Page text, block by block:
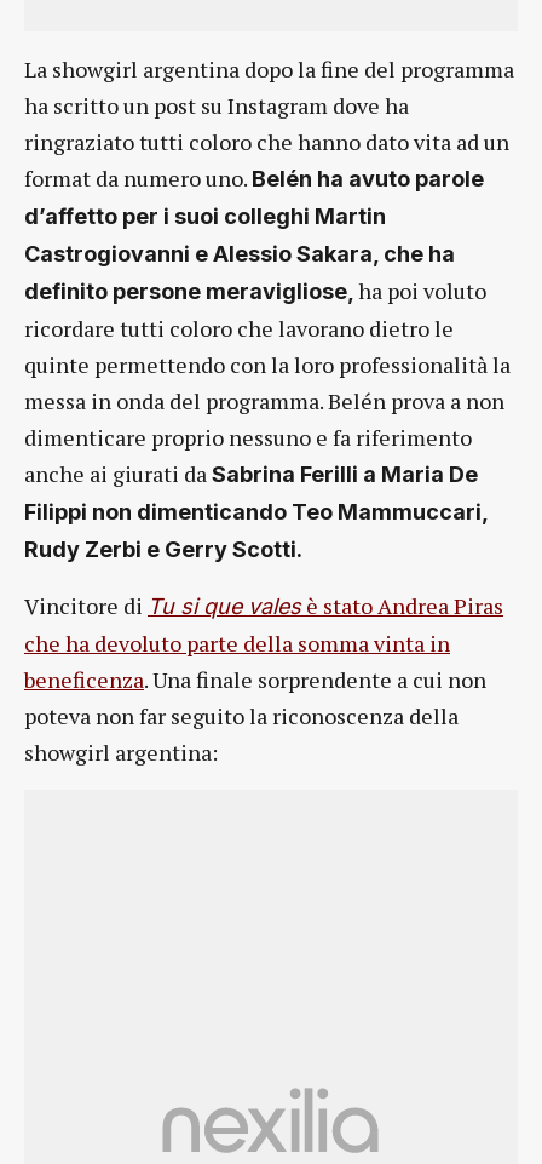
La showgirl argentina dopo la fine del programma
ha scritto un post su Instagram dove ha
ringraziato tutti coloro che hanno dato vita ad un
format da numero uno. Belén ha avuto parole
d’affetto per i suoi colleghi Martin
Castrogiovanni e Alessio Sakara, che ha
definito persone meravigliose, ha poi voluto
ricordare tutti coloro che lavorano dietro le
quinte permettendo con la loro professionalità la
messa in onda del programma. Belén prova a non
dimenticare proprio nessuno e fa riferimento
anche ai giurati daSabrina Ferilli a Maria De
Filippi non dimenticando Teo Mammuccari,
Rudy Zerbi e Gerry Scotti.
Vincitore di Tu si que valesè stato Andrea Piras
che ha devoluto parte della somma vinta in
beneficenza. Una finale sorprendente a cui non
poteva non far seguito la riconoscenza della
showgirl argentina: